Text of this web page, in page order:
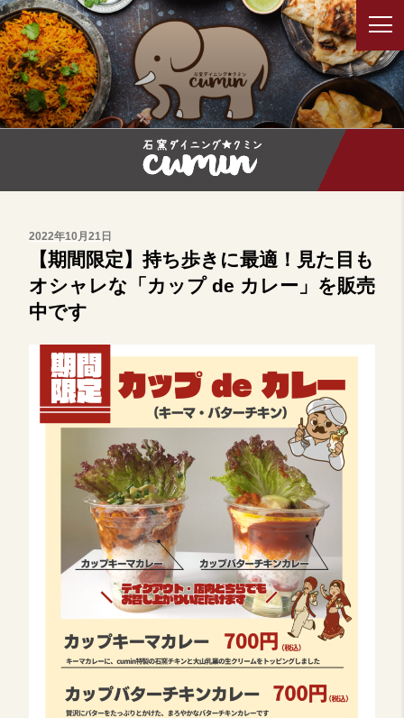
コ
ン
テ
ン
ツ
へ
石窯ダイニング クミン/デリーダラ
バー
鳥取でカレー料理を食べるならクミン。インド出身店長による本
格インドカレーを楽しめることができます。
投
日:
2022年10月21日
【期間限定】持ち歩きに最適！見た目も
オシャレな「カップ de カレー」を販売
中です